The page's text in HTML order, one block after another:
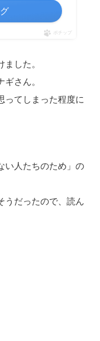
ポチップ
した。
さん。
ってしまった程度に
い人たちのため」の
うだったので、読ん